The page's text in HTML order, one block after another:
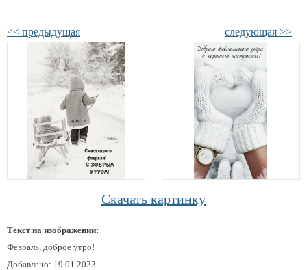
<< предыдущая следующая >>
Скачать картинку
Текст на изображении:
Февраль, доброе утро!
Добавлено: 19.01.2023